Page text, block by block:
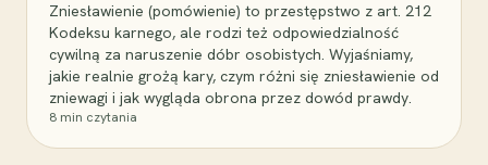
Zniesławienie (pomówienie) to przestępstwo z art. 212
Kodeksu karnego, ale rodzi też odpowiedzialność
cywilną za naruszenie dóbr osobistych. Wyjaśniamy,
jakie realnie grożą kary, czym różni się zniesławienie od
zniewagi i jak wygląda obrona przez dowód prawdy.
8 min czytania